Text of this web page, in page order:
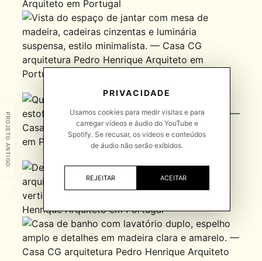
PROJETO ANTIGO
PRIVACIDADE
Usamos cookies para medir visitas e para
carregar vídeos e áudio do YouTube e
Spotify. Se recusar, os vídeos e conteúdos
de áudio não serão exibidos.
REJEITAR ACEITAR